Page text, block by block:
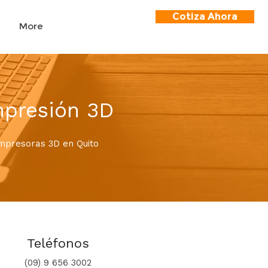
More
Cotiza Ahora
3D
3D en Quito
Teléfonos
(09) 9 656 3002